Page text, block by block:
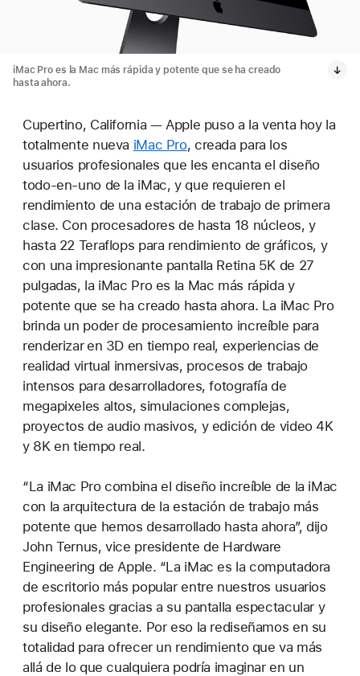
iMac Pro es la Mac más rápida y potente que se ha creado
hasta ahora.
Cupertino, California — Apple puso a la venta hoy la
totalmente nueva iMac Pro, creada para los
usuarios profesionales que les encanta el diseño
todo-en-uno de la iMac, y que requieren el
rendimiento de una estación de trabajo de primera
clase. Con procesadores de hasta 18 núcleos, y
hasta 22 Teraflops para rendimiento de gráficos, y
con una impresionante pantalla Retina 5K de 27
pulgadas, la iMac Pro es la Mac más rápida y
potente que se ha creado hasta ahora. La iMac Pro
brinda un poder de procesamiento increíble para
renderizar en 3D en tiempo real, experiencias de
realidad virtual inmersivas, procesos de trabajo
intensos para desarrolladores, fotografía de
megapixeles altos, simulaciones complejas,
proyectos de audio masivos, y edición de video 4K
y 8K en tiempo real.
“La iMac Pro combina el diseño increíble de la iMac
con la arquitectura de la estación de trabajo más
potente que hemos desarrollado hasta ahora”, dijo
John Ternus, vice presidente de Hardware
Engineering de Apple. “La iMac es la computadora
de escritorio más popular entre nuestros usuarios
profesionales gracias a su pantalla espectacular y
su diseño elegante. Por eso la rediseñamos en su
totalidad para ofrecer un rendimiento que va más
allá de lo que cualquiera podría imaginar en un